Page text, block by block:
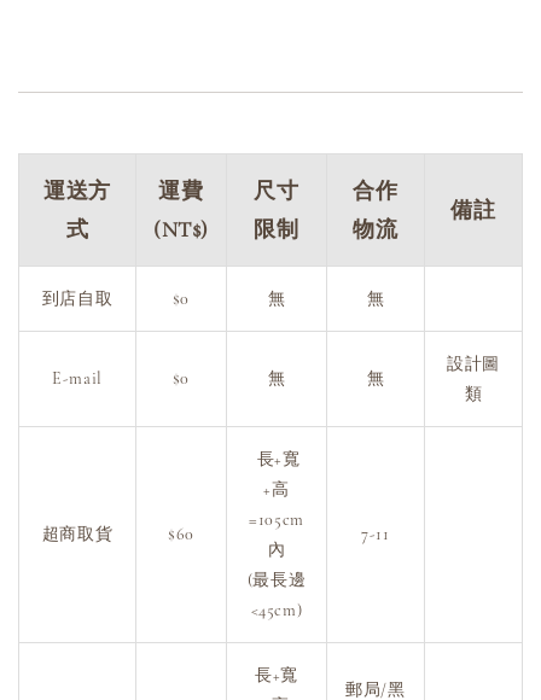
運送方
式
運費
(NT$)
尺寸
限制
合作
物流
備註
到店自取 $0 無 無
E-mail $0 無 無
設計圖
類
超商取貨 $60
長+寬
+高
=105cm
內
(最長邊
<45cm)
7-11
長+寬
郵局/黑